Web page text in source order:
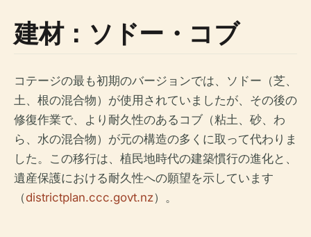
建材：ソドー・コブ
コテージの最も初期のバージョンでは、ソドー（芝、
土、根の混合物）が使用されていましたが、その後の
修復作業で、より耐久性のあるコブ（粘土、砂、わ
ら、水の混合物）が元の構造の多くに取って代わりま
した。この移行は、植民地時代の建築慣行の進化と、
遺産保護における耐久性への願望を示しています
（districtplan.ccc.govt.nz）。